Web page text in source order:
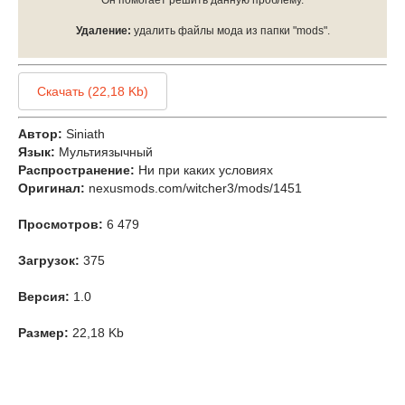
Удаление: удалить файлы мода из папки "mods".
Скачать (22,18 Kb)
Автор: Siniath
Язык: Мультиязычный
Распространение: Ни при каких условиях
Оригинал: nexusmods.com/witcher3/mods/1451
Просмотров: 6 479
Загрузок: 375
Версия: 1.0
Размер: 22,18 Kb